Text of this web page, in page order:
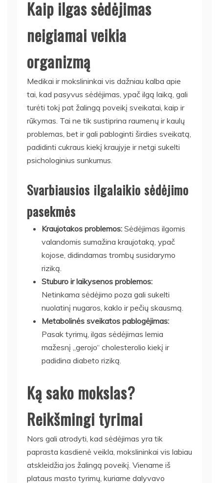
Kaip ilgas sėdėjimas
neigiamai veikia
organizmą
Medikai ir mokslininkai vis dažniau kalba apie
tai, kad pasyvus sėdėjimas, ypač ilgą laiką, gali
turėti tokį pat žalingą poveikį sveikatai, kaip ir
rūkymas. Tai ne tik sustiprina raumenų ir kaulų
problemas, bet ir gali pabloginti širdies sveikatą,
padidinti cukraus kiekį kraujyje ir netgi sukelti
psichologinius sunkumus.
Svarbiausios ilgalaikio sėdėjimo
pasekmės
Kraujotakos problemos: Sėdėjimas ilgomis
valandomis sumažina kraujotaką, ypač
kojose, didindamas trombų susidarymo
riziką.
Stuburo ir laikysenos problemos:
Netinkama sėdėjimo poza gali sukelti
nuolatinį nugaros, kaklo ir pečių skausmą.
Metabolinės sveikatos pablogėjimas:
Pasak tyrimų, ilgas sėdėjimas lemia
mažesnį „gerojo“ cholesterolio kiekį ir
padidina diabeto riziką.
Ką sako mokslas?
Reikšmingi tyrimai
Nors gali atrodyti, kad sėdėjimas yra tik
paprasta kasdienė veikla, mokslininkai vis labiau
atskleidžia jos žalingą poveikį. Viename iš
plataus masto tyrimų, kuriame dalyvavo